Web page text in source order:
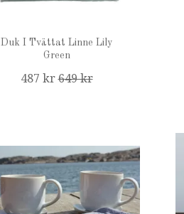
Duk I Tvättat Linne Lily
Green
487 kr649 kr